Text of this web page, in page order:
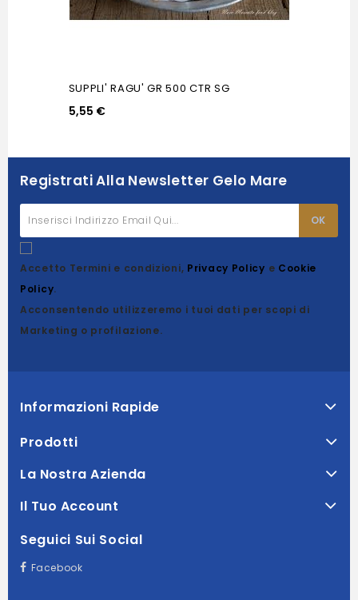
SUPPLI' RAGU' GR 500 CTR SG
5,55 €
Registrati Alla Newsletter Gelo Mare
Accetto Termini e condizioni, Privacy Policy e Cookie
Policy.
Acconsentendo utilizzeremo i tuoi dati per scopi di
Marketing o profilazione.
Informazioni Rapide
Prodotti
La Nostra Azienda
Il Tuo Account
Seguici Sui Social
Facebook